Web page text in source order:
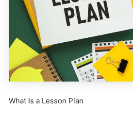
What Is a Lesson Plan